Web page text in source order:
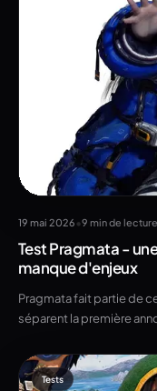
19 mai 2026 •9 min de lecture
Test Pragmata -
manque d'enjeux
Pragmata fait partie de
séparent la première
Tests